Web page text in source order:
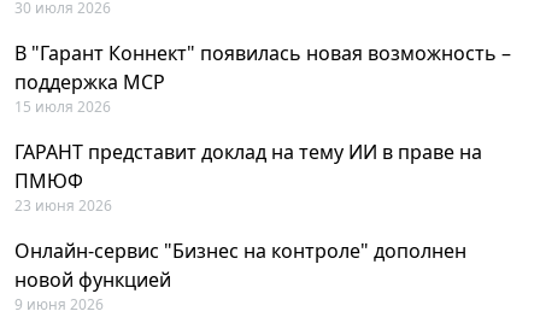
30 июля 2026
В "Гарант Коннект" появилась новая возможность –
поддержка MCP
15 июля 2026
ГАРАНТ представит доклад на тему ИИ в праве на
ПМЮФ
23 июня 2026
Онлайн-сервис "Бизнес на контроле" дополнен
новой функцией
9 июня 2026